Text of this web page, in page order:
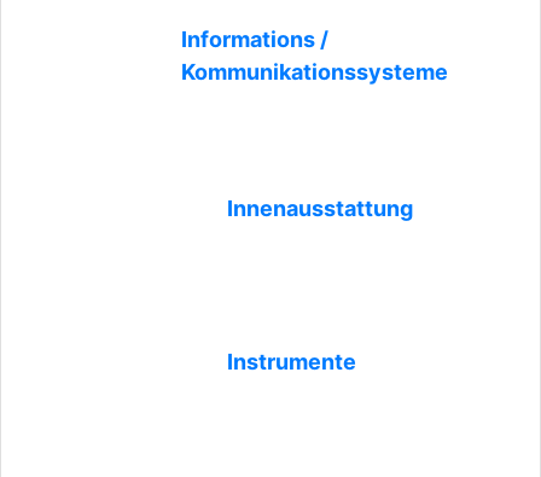
Informations /
Kommunikationssysteme
Innenausstattung
Instrumente